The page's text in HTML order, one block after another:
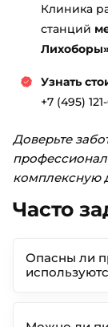
Клиника
станций
Узнать
+7 (495)
Доверьте
комплексную
Часто
Опасны ли